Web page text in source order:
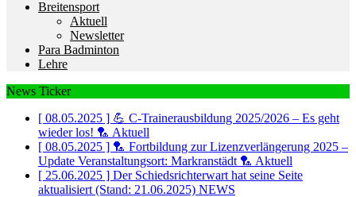
Breitensport
Aktuell
Newsletter
Para Badminton
Lehre
News Ticker
[ 08.05.2025 ] 💪 C-Trainerausbildung 2025/2026 – Es geht
wieder los! 🏸 Aktuell
[ 08.05.2025 ] 🏸 Fortbildung zur Lizenzverlängerung 2025 –
Update Veranstaltungsort: Markranstädt 🏸 Aktuell
[ 25.06.2025 ] Der Schiedsrichterwart hat seine Seite
aktualisiert (Stand: 21.06.2025) NEWS